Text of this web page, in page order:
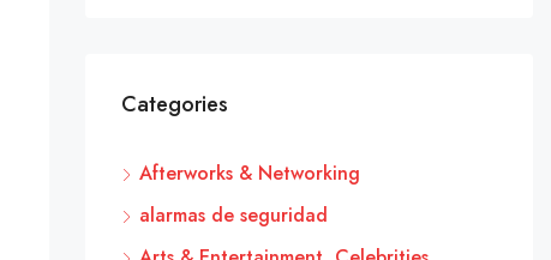
Categories
Afterworks & Networking
alarmas de seguridad